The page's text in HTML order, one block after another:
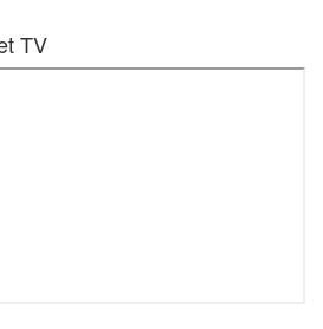
TV